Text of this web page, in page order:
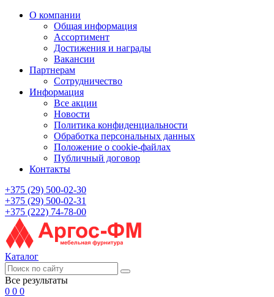
О компании
Общая информация
Ассортимент
Достижения и награды
Вакансии
Партнерам
Сотрудничество
Информация
Все акции
Новости
Политика конфиденциальности
Обработка персональных данных
Положение о cookie-файлах
Публичный договор
Контакты
+375 (29) 500-02-30
+375 (29) 500-02-31
+375 (222) 74-78-00
Каталог
Все результаты
0 0 0